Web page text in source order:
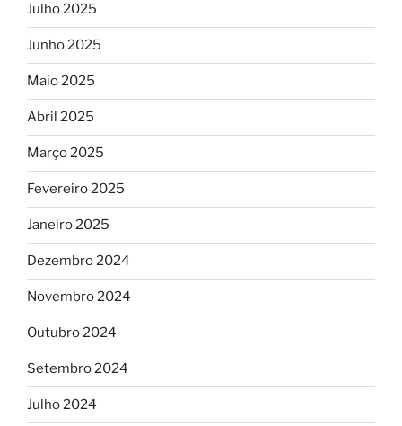
Julho 2025
Junho 2025
Maio 2025
Abril 2025
Março 2025
Fevereiro 2025
Janeiro 2025
Dezembro 2024
Novembro 2024
Outubro 2024
Setembro 2024
Julho 2024